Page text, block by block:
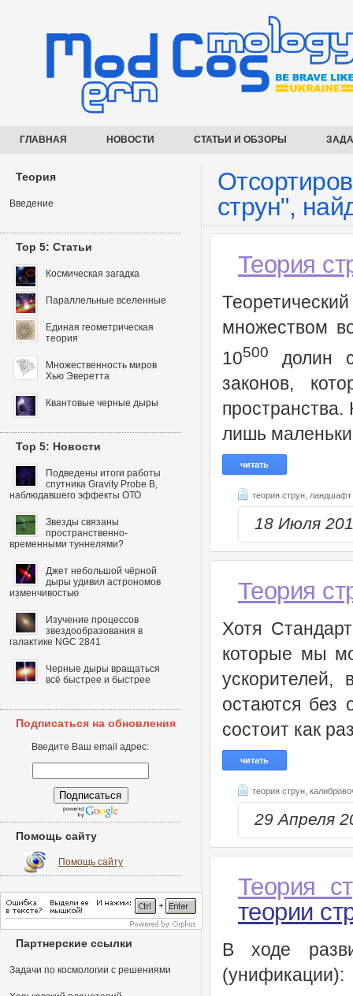
ГЛАВНАЯ НОВОСТИ СТАТЬИ И ОБЗОРЫ
струн",
Теория
множеством
10500
долин
законов,
лишь
читать
теория струн, ландшафт
18 Июля
Теория
Хотя
которые мы
остаются без
состоит как
читать
теория струн,
29 Апреля
Теория
теории
В ходе
Теория
Введение
Top 5: Статьи
Космическая загадка
Параллельные вселенные
Единая геометрическая
теория
Множественность миров
Хью Эверетта
Квантовые черные дыры
Top 5: Новости
Подведены итоги работы
спутника Gravity Probe B,
наблюдавшего эффекты ОТО
Звезды связаны
пространственно-
временными туннелями?
Джет небольшой чёрной
дыры удивил астрономов
изменчивостью
Изучение процессов
звездообразования в
галактике NGC 2841
Черные дыры вращаться
всё быстрее и быстрее
Подписаться на обновления
Введите Ваш email адрес:
Помощь сайту
Помощь сайту
Партнерские ссылки
Задачи по космологии с решениями